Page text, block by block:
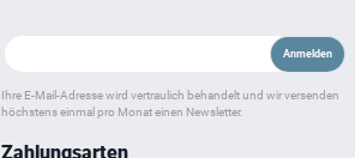
Ihre E-Mail-Adresse wird vertraulich behandelt und wir versenden
höchstens einmal pro Monat einen Newsletter.
Zahlungsarten